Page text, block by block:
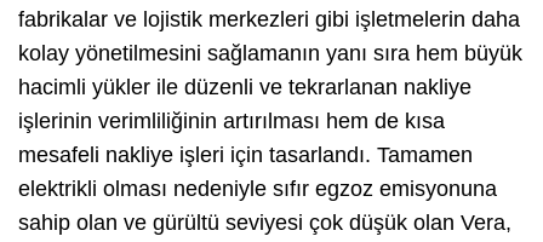
fabrikalar ve lojistik merkezleri gibi işletmelerin daha
kolay yönetilmesini sağlamanın yanı sıra hem büyük
hacimli yükler ile düzenli ve tekrarlanan nakliye
işlerinin verimliliğinin artırılması hem de kısa
mesafeli nakliye işleri için tasarlandı. Tamamen
elektrikli olması nedeniyle sıfır egzoz emisyonuna
sahip olan ve gürültü seviyesi çok düşük olan Vera,